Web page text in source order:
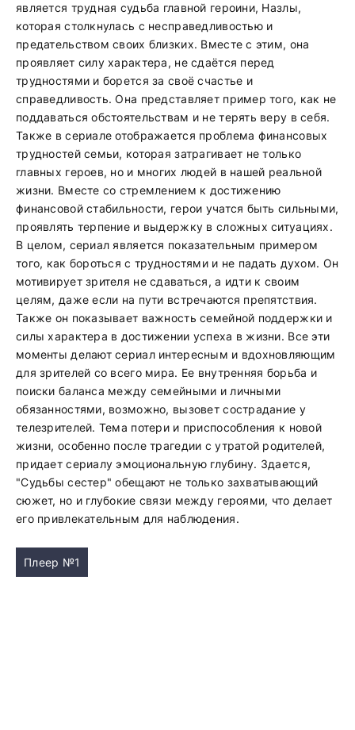
является трудная судьба главной героини, Назлы,
которая столкнулась с несправедливостью и
предательством своих близких. Вместе с этим, она
проявляет силу характера, не сдаётся перед
трудностями и борется за своё счастье и
справедливость. Она представляет пример того, как не
поддаваться обстоятельствам и не терять веру в себя.
Также в сериале отображается проблема финансовых
трудностей семьи, которая затрагивает не только
главных героев, но и многих людей в нашей реальной
жизни. Вместе со стремлением к достижению
финансовой стабильности, герои учатся быть сильными,
проявлять терпение и выдержку в сложных ситуациях.
В целом, сериал является показательным примером
того, как бороться с трудностями и не падать духом. Он
мотивирует зрителя не сдаваться, а идти к своим
целям, даже если на пути встречаются препятствия.
Также он показывает важность семейной поддержки и
силы характера в достижении успеха в жизни. Все эти
моменты делают сериал интересным и вдохновляющим
для зрителей со всего мира. Ее внутренняя борьба и
поиски баланса между семейными и личными
обязанностями, возможно, вызовет сострадание у
телезрителей. Тема потери и приспособления к новой
жизни, особенно после трагедии с утратой родителей,
придает сериалу эмоциональную глубину. Здается,
"Судьбы сестер" обещают не только захватывающий
сюжет, но и глубокие связи между героями, что делает
его привлекательным для наблюдения.
Плеер №1